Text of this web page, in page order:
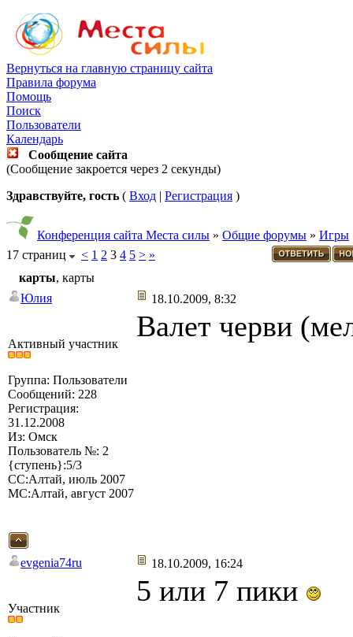
Вернуться на главную страницу сайта
Правила форума
Помощь
Поиск
Пользователи
Календарь
Сообщение сайта
(Сообщение закроется через 2 секунды)
Здравствуйте, гость ( Вход | Регистрация )
Конференция сайта Места силы » Общие форумы » Игры
17 страниц
< 1 2 3 4 5 > »
карты, карты
Юлия
18.10.2009, 8:32
Активный участник
Группа: Пользователи
Сообщений: 228
Регистрация:
31.12.2008
Из: Омск
Пользователь №: 2
{ступень}:5/3
СС:Алтай, июль 2007
МС:Алтай, август 2007
Валет черви
evgenia74ru 18.10.2009, 16:24
Участник
5 или 7 пики